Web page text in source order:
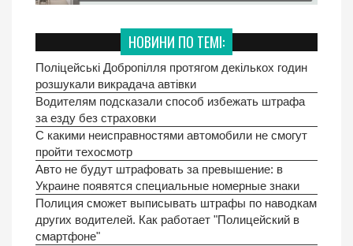
НОВИНИ ПО ТЕМІ:
Поліцейські Добропілля протягом декількох годин
розшукали викрадача автівки
Водителям подсказали способ избежать штрафа
за езду без страховки
С какими неисправностями автомобили не смогут
пройти техосмотр
Авто не будут штрафовать за превышение: в
Украине появятся специальные номерные знаки
Полиция сможет выписывать штрафы по наводкам
других водителей. Как работает "Полицейский в
смартфоне"